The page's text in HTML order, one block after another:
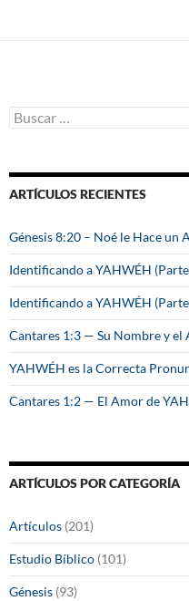
B
u
a
r
ARTÍCULOS RECIENTES
Génesis 8:20 – Noé le Hace un
Identificando a YAHWÉH
Identificando a YAHWÉH
Cantares 1:3 — Su Nombre y el
Cantares 1:2 — El Amor de
ARTÍCULOS POR CATEGORÍA
Artículos (201)
Estudio Bíblico (101)
Génesis (93)